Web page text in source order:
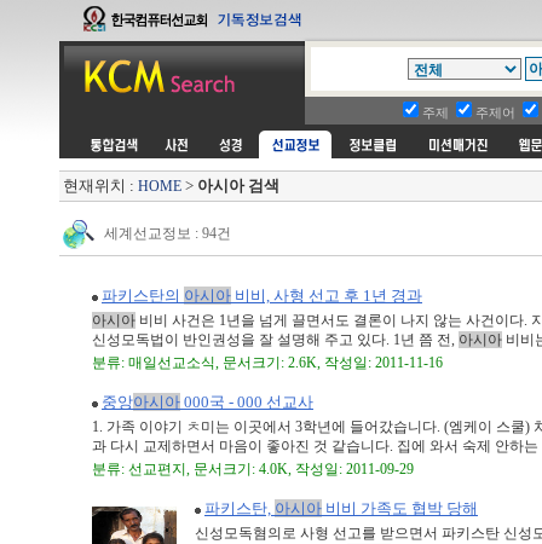
주제 주제어
현재위치 : HOME > 아시아 검색
세계선교정보 : 94건
파키스탄의 아시아 비비, 사형 선고 후 1년 경과
아시아 비비 사건은 1년을 넘게 끌면서도 결론이 나지 않는 사건이다.
신성모독법이 반인권성을 잘 설명해 주고 있다. 1년 쯤 전, 아시아 비비
분류: 매일선교소식, 문서크기: 2.6K, 작성일: 2011-11-16
중앙아시아 000국 - 000 선교사
1. 가족 이야기 ㅊ미는 이곳에서 3학년에 들어갔습니다. (엠케이 스쿨
과 다시 교제하면서 마음이 좋아진 것 같습니다. 집에 와서 숙제 안하는
분류: 선교편지, 문서크기: 4.0K, 작성일: 2011-09-29
파키스탄, 아시아 비비 가족도 협박 당해
신성모독혐의로 사형 선고를 받으면서 파키스탄 신